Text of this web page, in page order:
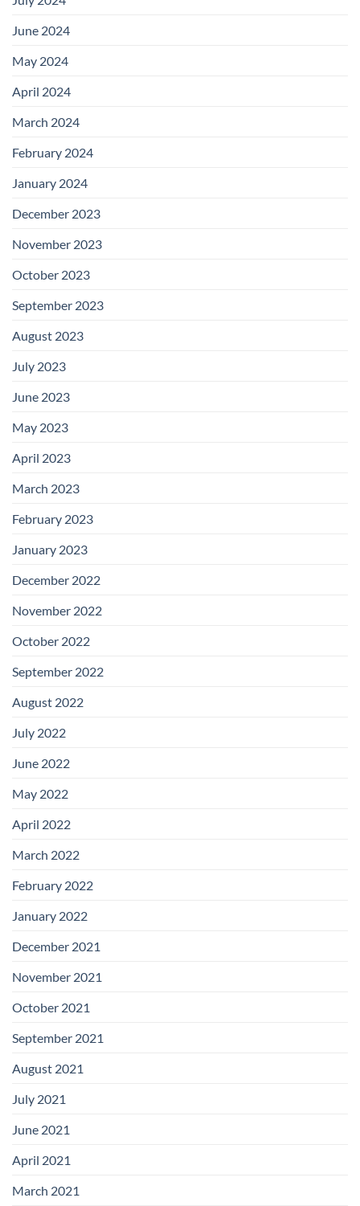
June 2024
May 2024
April 2024
March 2024
February 2024
January 2024
December 2023
November 2023
October 2023
September 2023
August 2023
July 2023
June 2023
May 2023
April 2023
March 2023
February 2023
January 2023
December 2022
November 2022
October 2022
September 2022
August 2022
July 2022
June 2022
May 2022
April 2022
March 2022
February 2022
January 2022
December 2021
November 2021
October 2021
September 2021
August 2021
July 2021
June 2021
April 2021
March 2021